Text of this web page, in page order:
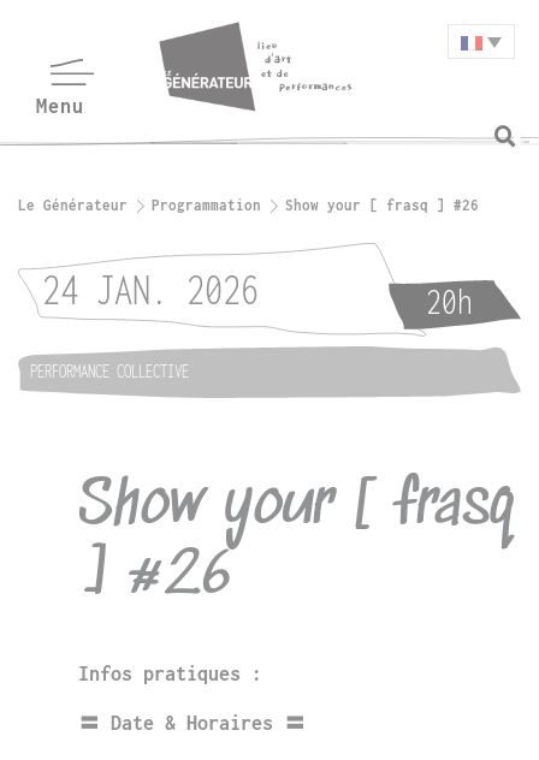
Le Générateur Programmation Show your [ frasq ] #26
24 JAN. 2026 20h
PERFORMANCE COLLECTIVE
Show your [ frasq
] #26
Infos pratiques :
〓 Date & Horaires 〓